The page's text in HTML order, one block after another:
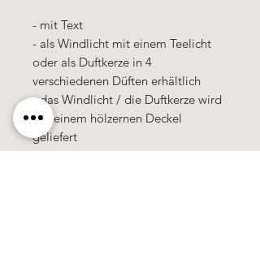
- mit Text
- als Windlicht mit einem Teelicht
oder als Duftkerze in 4
verschiedenen Düften erhältlich
- das Windlicht / die Duftkerze wird
mit einem hölzernen Deckel
geliefert
- das Windlicht / die Duftkerze wird